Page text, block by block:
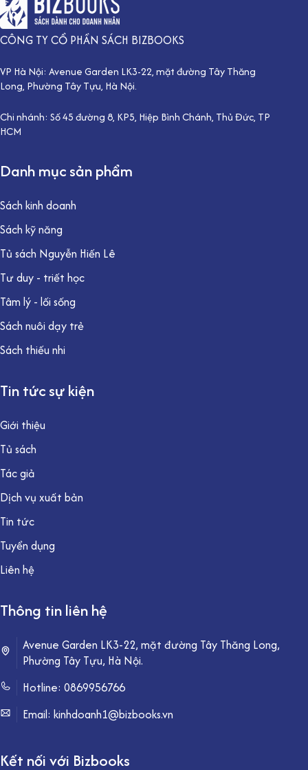
CÔNG TY CỔ PHẦN SÁCH BIZBOOKS
VP Hà Nội: Avenue Garden LK3-22, mặt đường Tây Thăng
Long, Phường Tây Tựu, Hà Nội.
Chi nhánh: Số 45 đường 8, KP5, Hiệp Bình Chánh, Thủ Đức, TP
HCM
Danh mục sản phẩm
Sách kinh doanh
Sách kỹ năng
Tủ sách Nguyễn Hiến Lê
Tư duy - triết học
Tâm lý - lối sống
Sách nuôi dạy trẻ
Sách thiếu nhi
Tin tức sự kiện
Giới thiệu
Tủ sách
Tác giả
Dịch vụ xuất bản
Tin tức
Tuyển dụng
Liên hệ
Thông tin liên hệ
Avenue Garden LK3-22, mặt đường Tây Thăng Long,
Phường Tây Tựu, Hà Nội.
Hotline: 0869956766
Email: kinhdoanh1@bizbooks.vn
Kết nối với Bizbooks